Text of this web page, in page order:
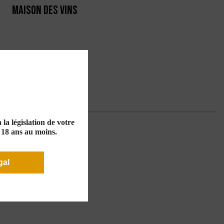
la législation de votre
ans au moins.
MAISON DES VINS